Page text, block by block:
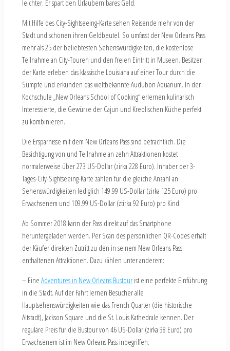
leichter. Er spart den Urlaubern bares Geld.
Mit Hilfe des City-Sightseeing-Karte sehen Reisende mehr von der
Stadt und schonen ihren Geldbeutel. So umfasst der New Orleans Pass
mehr als 25 der beliebtesten Sehenswürdigkeiten, die kostenlose
Teilnahme an City-Touren und den freien Eintritt in Museen. Besitzer
der Karte erleben das klassische Louisiana auf einer Tour durch die
Sümpfe und erkunden das weltbekannte Audubon Aquarium. In der
Kochschule „New Orleans School of Cooking“ erlernen kulinarisch
Interessierte, die Gewürze der Cajun und Kreolischen Küche perfekt
zu kombinieren.
Die Ersparnisse mit dem New Orleans Pass sind beträchtlich. Die
Besichtigung von und Teilnahme an zehn Attraktionen kostet
normalerweise über 273 US-Dollar (zirka 228 Euro). Inhaber der 3-
Tages-City-Sightseeing-Karte zahlen für die gleiche Anzahl an
Sehenswürdigkeiten lediglich 149.99 US-Dollar (zirka 125 Euro) pro
Erwachsenem und 109.99 US-Dollar (ztirka 92 Euro) pro Kind.
Ab Sommer 2018 kann der Pass direkt auf das Smartphone
heruntergeladen werden. Per Scan des persönlichen QR-Codes erhält
der Käufer direkten Zutritt zu den in seinem New Orleans Pass
enthaltenen Attraktionen. Dazu zählen unter anderem:
– Eine Adventures in New Orleans Bustour ist eine perfekte Einführung
in die Stadt. Auf der Fahrt lernen Besucher alle
Hauptsehenswürdigkeiten wie das French Quarter (die historische
Altstadt), Jackson Square und die St. Louis Kathedrale kennen. Der
reguläre Preis für die Bustour von 46 US-Dollar (zirka 38 Euro) pro
Erwachsenem ist im New Orleans Pass inbegriffen.